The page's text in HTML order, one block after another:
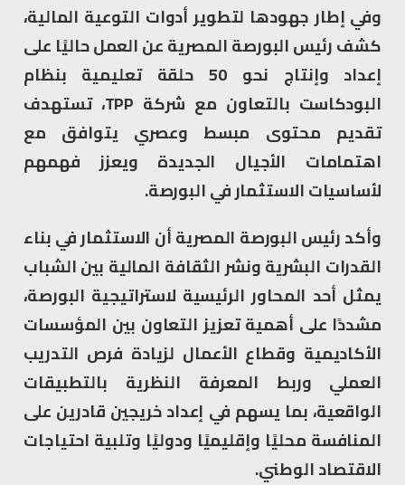
وفي إطار جهودها لتطوير أدوات التوعية المالية،
كشف رئيس البورصة المصرية عن العمل حاليًا على
إعداد وإنتاج نحو 50 حلقة تعليمية بنظام
البودكاست بالتعاون مع شركة TPP، تستهدف
تقديم محتوى مبسط وعصري يتوافق مع
اهتمامات الأجيال الجديدة ويعزز فهمهم
لأساسيات الاستثمار في البورصة.
وأكد رئيس البورصة المصرية أن الاستثمار في بناء
القدرات البشرية ونشر الثقافة المالية بين الشباب
يمثل أحد المحاور الرئيسية لاستراتيجية البورصة،
مشددًا على أهمية تعزيز التعاون بين المؤسسات
الأكاديمية وقطاع الأعمال لزيادة فرص التدريب
العملي وربط المعرفة النظرية بالتطبيقات
الواقعية، بما يسهم في إعداد خريجين قادرين على
المنافسة محليًا وإقليميًا ودوليًا وتلبية احتياجات
الاقتصاد الوطني.